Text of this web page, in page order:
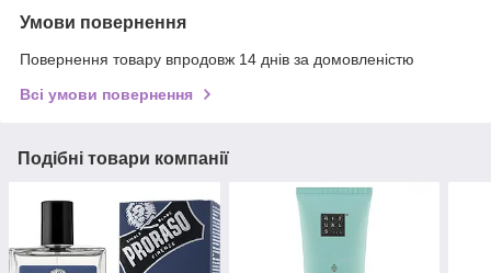
Умови повернення
Повернення товару впродовж 14 днів за домовленістю
Всі умови повернення
Подібні товари компанії